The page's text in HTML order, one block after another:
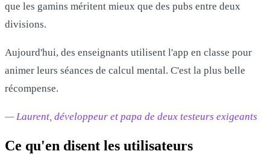
que les gamins méritent mieux que des pubs entre deux
divisions.
Aujourd'hui, des enseignants utilisent l'app en classe pour
animer leurs séances de calcul mental. C'est la plus belle
récompense.
— Laurent, développeur et papa de deux testeurs exigeants
Ce qu'en disent les utilisateurs